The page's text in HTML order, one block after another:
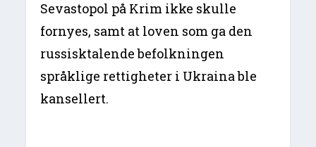
Sevastopol på Krim ikke skulle
fornyes, samt at loven som ga den
russisktalende befolkningen
språklige rettigheter i Ukraina ble
kansellert.